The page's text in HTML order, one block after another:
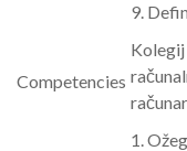
9.
Competencies
Kolegij
1.